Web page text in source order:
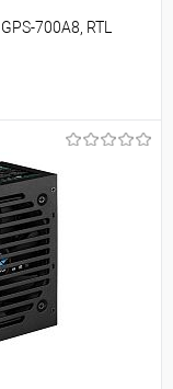
700A8, RTL
Сравнение
В наличии